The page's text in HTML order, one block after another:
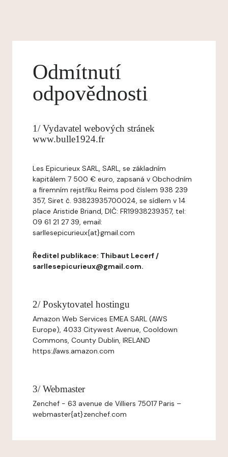
Odmítnutí
odpovědnosti
1/ Vydavatel webových stránek
www.bulle1924.fr
Les Epicurieux SARL, SARL, se základním
kapitálem 7 500 € euro, zapsaná v Obchodním
a firemním rejstříku Reims pod číslem 938 239
357, Siret č. 93823935700024, se sídlem v 14
place Aristide Briand, DIČ: FR19938239357, tel:
09 61 21 27 39, email:
sarllesepicurieux{at}gmail.com
Ředitel publikace: Thibaut Lecerf /
sarllesepicurieux@gmail.com.
2/ Poskytovatel hostingu
Amazon Web Services EMEA SARL (AWS
Europe), 4033 Citywest Avenue, Cooldown
Commons, County Dublin, IRELAND
https://aws.amazon.com
3/ Webmaster
Zenchef - 63 avenue de Villiers 75017 Paris –
webmaster{at}zenchef.com